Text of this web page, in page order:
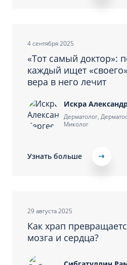
4 сентября 2025
«‎Тот самый доктор»:
каждый ищет
вера в него лечит
Искра
Дерматолог,
Миколог
Узнать больше
29 августа 2025
Как храп
мозга и сердца?